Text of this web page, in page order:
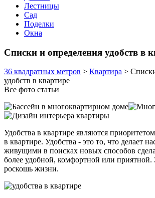
Лестницы
Сад
Поделки
Окна
Списки и определения удобств в
36 квадратных метров > Квартира >
удобств в квартире
Все фото статьи
Удобства в квартире являются
в квартире. Удобства - это то, что делает
живущими в поисках новых способов
более удобной, комфортной или приятной.
роскошь жизни.